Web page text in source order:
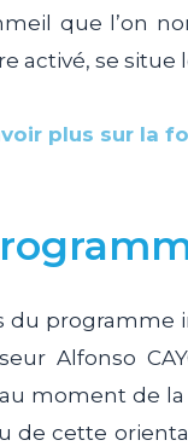
que l’on
activé, se
plus sur la
du programme
Alfonso
moment de
de cette